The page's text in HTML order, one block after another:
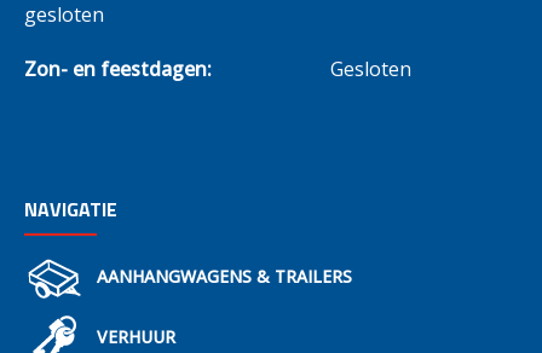
gesloten
Zon- en feestdagen: Gesloten
NAVIGATIE
AANHANGWAGENS & TRAILERS
VERHUUR